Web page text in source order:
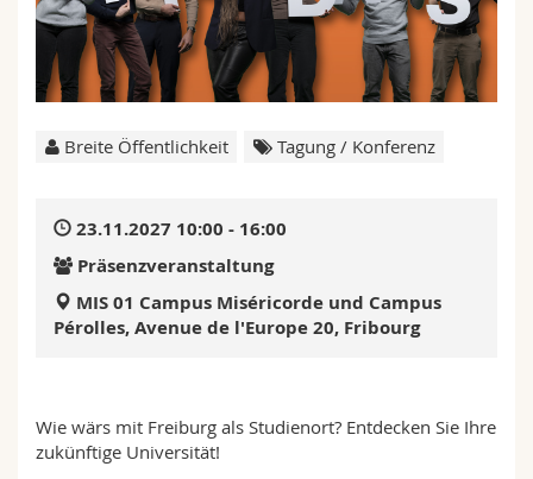
Math.-Nat. und Med. Fak.
Interfakultär
Mitarbeitende
Doktorierende
Webmail
Vorlesungsverzeichnis
MyUnifr
Breite Öffentlichkeit Tagung / Konferenz
23.11.2027 10:00 - 16:00
Präsenzveranstaltung
MIS 01 Campus Miséricorde und Campus
Pérolles, Avenue de l'Europe 20, Fribourg
Wie wärs mit Freiburg als Studienort? Entdecken Sie Ihre
zukünftige Universität!